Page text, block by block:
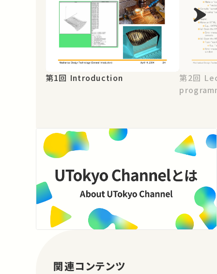
第1回 Introduction
第2回 Lecture on Java 2
関連コンテンツ